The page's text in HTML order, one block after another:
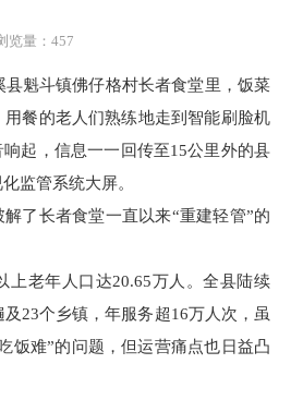
览量：457
魁斗镇佛仔格村长者食堂里，饭菜
餐的老人们熟练地走到智能刷脸机
起，信息一一回传至15公里外的县
监管系统大屏。
了长者食堂一直以来“重建轻管”的
老年人口达20.65万人。全县陆续
23个乡镇，年服务超16万人次，虽
饭难”的问题，但运营痛点也日益凸